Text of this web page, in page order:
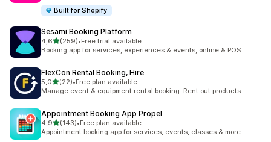
Built for Shopify
Sesami Booking Platform
4,6z 5 hvězd
(259)
Celkový počet recenzí: 259
•Free trial available
Booking app for services, experiences & events, online & POS
FlexCon Rental Booking, Hire
5,0z 5 hvězd
(22)
Celkový počet recenzí: 22
•Free plan available
Manage event & equipment rental booking. Rent out products.
Appointment Booking App Propel
4,9z 5 hvězd
(143)
Celkový počet recenzí: 143
•Free plan available
Appointment booking app for services, events, classes & more